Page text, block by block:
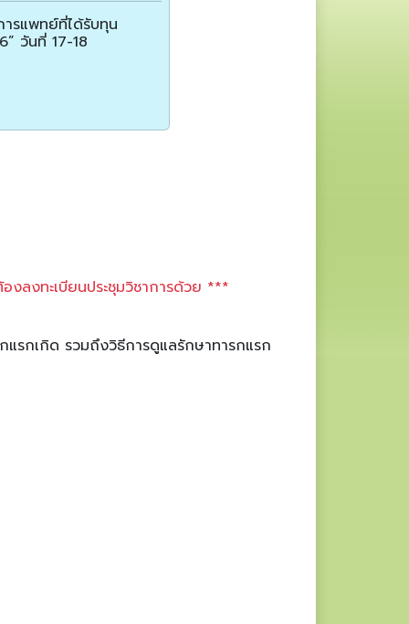
ารแพทย์ที่ได้รับทุน
วันที่ 17-18
งลงทะเบียนประชุมวิชาการด้วย ***
รกเกิด รวมถึงวิธีการดูแลรักษาทารกแรก